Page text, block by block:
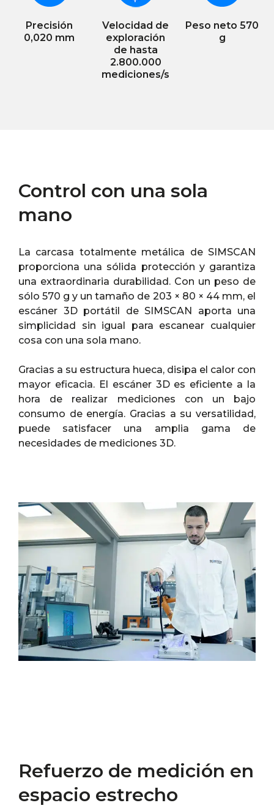
Precisión
0,020 mm
Velocidad de
exploración
de hasta
2.800.000
mediciones/s
Peso neto 570
g
Control con una sola
mano
La carcasa totalmente metálica de SIMSCAN
proporciona una sólida protección y garantiza
una extraordinaria durabilidad. Con un peso de
sólo 570 g y un tamaño de 203 × 80 × 44 mm, el
escáner 3D portátil de SIMSCAN aporta una
simplicidad sin igual para escanear cualquier
cosa con una sola mano.
Gracias a su estructura hueca, disipa el calor con
mayor eficacia. El escáner 3D es eficiente a la
hora de realizar mediciones con un bajo
consumo de energía. Gracias a su versatilidad,
puede satisfacer una amplia gama de
necesidades de mediciones 3D.
Refuerzo de medición en
espacio estrecho